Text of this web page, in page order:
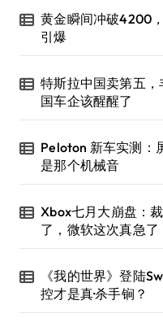
黄金瞬间冲破4200
引爆
特斯拉中国卖第五
国车企该醒醒了
Peloton 新车实测：
是那个机械音
Xbox七月大崩盘：
了，微软这次真急了
《我的世界》登陆
控才是真·杀手锏？